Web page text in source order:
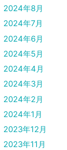
2024年8月
2024年7月
2024年6月
2024年5月
2024年4月
2024年3月
2024年2月
2024年1月
2023年12月
2023年11月